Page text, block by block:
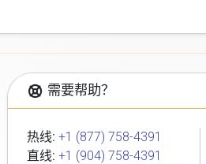
需要帮助？
热线: +1 (877) 758-4391
直线: +1 (904) 758-4391